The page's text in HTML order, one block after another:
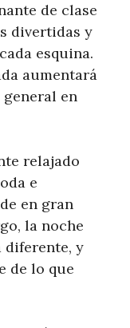
de clase
divertidas y
esquina.
aumentará
en
relajado
e
en gran
la noche
diferente, y
de lo que